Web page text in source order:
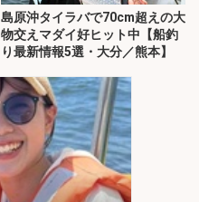
島原沖タイラバで70cm超えの大
物交えマダイ好ヒット中【船釣
り最新情報5選・大分／熊本】